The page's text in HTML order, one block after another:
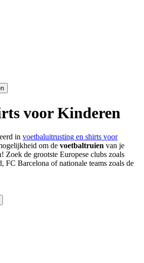
voor Kinderen
in voetbaluitrusting en shirts voor
om de voetbaltruien van je
Zoek de grootste Europese clubs zoals
FC Barcelona of nationale teams zoals de